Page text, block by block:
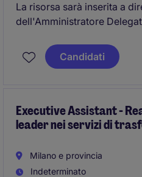
La risorsa sarà inserita a
dell'Amministratore
business. Rappresenterà
la gestione dei flussi
delle commesse.
Candidati
Executive Assistant -
leader nei servizi di
Milano e provincia
Indeterminato